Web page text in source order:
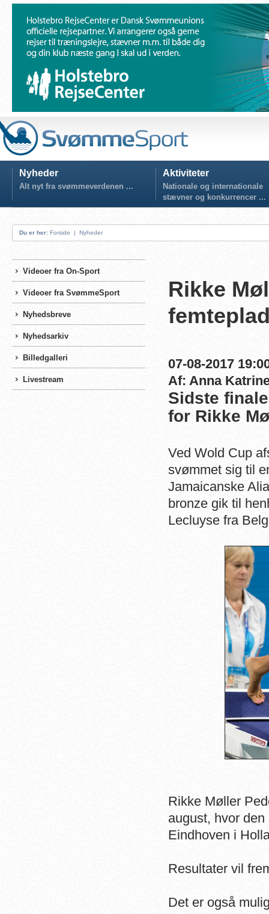
Nyheder
Alt nyt fra svømmeverdenen ...
Aktiviteter
Nationale og internationale
stævner og konkurrencer ...
Du er her: Forside | Nyheder
Videoer fra On-Sport
Videoer fra SvømmeSport
Nyhedsbreve
Nyhedsarkiv
Billedgalleri
Livestream
Rikke
07-08-2017
Af: Anna
Sidste
for Rikke
Ved Wold Cup
svømmet sig til
Jamaicanske
bronze gik til
Lecluyse fra
Rikke Møller
august, hvor
Eindhoven i
Resultater vil
Det er også